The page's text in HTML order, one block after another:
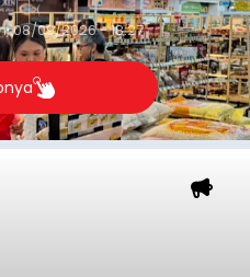
08/09/2026 - 18:27